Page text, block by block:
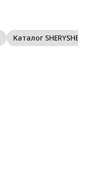
Каталог SHERYSHEFF